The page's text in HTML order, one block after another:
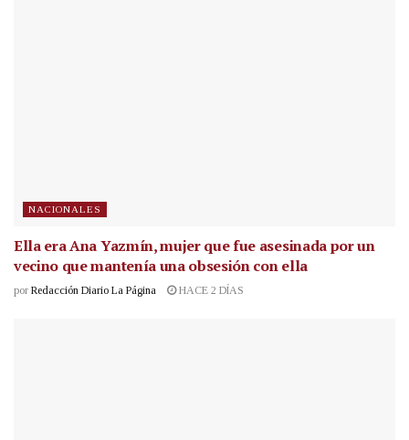
NACIONALES
Ella era Ana Yazmín, mujer que fue asesinada por un
vecino que mantenía una obsesión con ella
por Redacción Diario La Página HACE 2 DÍAS